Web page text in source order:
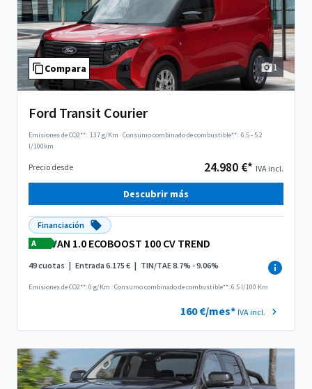
Compara 1
Ford Transit Courier
Emisiones de CO2**: 137 g/Km ·Consumo combinado de combustible**: 6.5 - 5.2
l/100km
Precio desde 24.980 €* IVA incl.
Descubrir más
Financiación
A
VAN 1.0 ECOBOOST 100 CV TREND
49 cuotas | Entrada 6.175 € | TIN/TAE 8.7% - 9.06%
Emisiones de CO2**: 0 g/Km ·Consumo combinado de combustible**: 6.5 l/100 Km
160 €/mes* IVA incl.